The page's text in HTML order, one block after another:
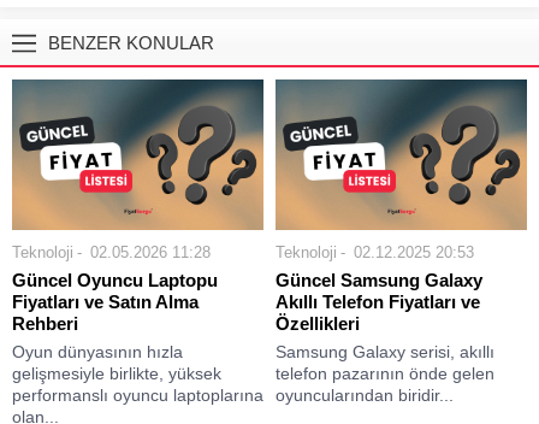
BENZER KONULAR
Teknoloji 02.05.2026 11:28
Güncel Oyuncu Laptopu
Fiyatları ve Satın Alma
Rehberi
Oyun dünyasının hızla
gelişmesiyle birlikte, yüksek
performanslı oyuncu laptoplarına
olan...
Teknoloji 02.12.2025 20:53
Güncel Samsung Galaxy
Akıllı Telefon Fiyatları ve
Özellikleri
Samsung Galaxy serisi, akıllı
telefon pazarının önde gelen
oyuncularından biridir...